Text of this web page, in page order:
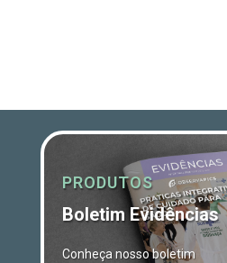
PRODUTOS
Boletim Evidências
Conheça nosso boletim